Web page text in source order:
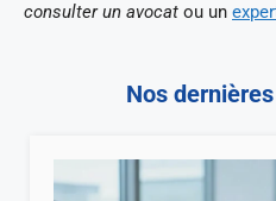
consulter un avocat ou un
Nos